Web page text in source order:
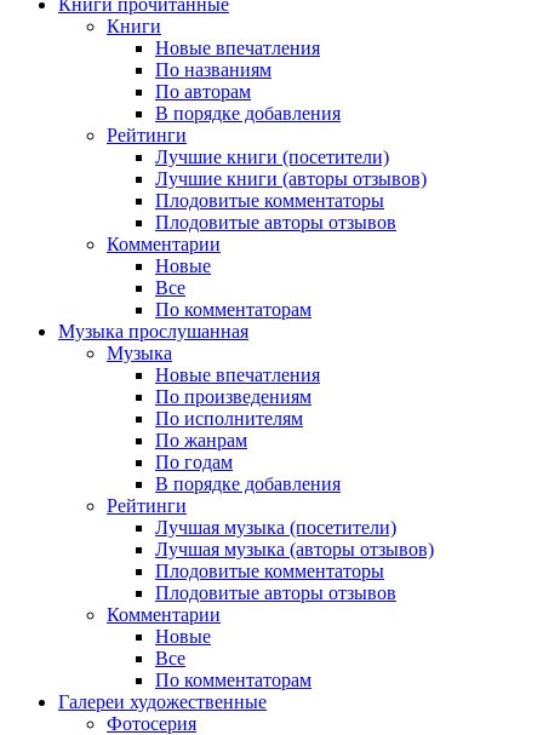
Книги
Новые впечатления
По названиям
По авторам
В порядке добавления
Рейтинги
Лучшие книги (посетители)
Лучшие книги (авторы отзывов)
Плодовитые комментаторы
Плодовитые авторы отзывов
Комментарии
Новые
Все
По комментаторам
Музыка прослушанная
Музыка
Новые впечатления
По произведениям
По исполнителям
По жанрам
По годам
В порядке добавления
Рейтинги
Лучшая музыка (посетители)
Лучшая музыка (авторы отзывов)
Плодовитые комментаторы
Плодовитые авторы отзывов
Комментарии
Новые
Все
По комментаторам
Галереи художественные
Фотосерия